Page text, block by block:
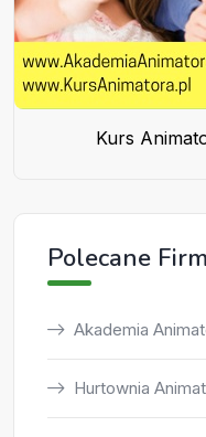
Kurs
Polecane
Akademia
Hurtownia